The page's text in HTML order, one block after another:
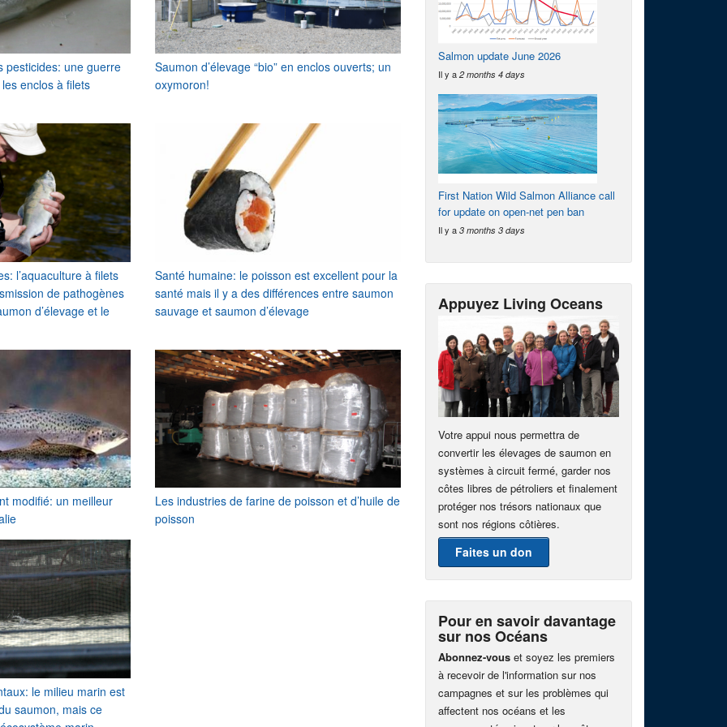
pesticides: une guerre
enclos à filets
Saumon d’élevage “bio” en enclos ouverts; un
oxymoron!
l’aquaculture à filets
de pathogènes
d’élevage et le
Santé humaine: le poisson est excellent pour la
santé mais il y a des différences entre saumon
sauvage et saumon d’élevage
modifié: un meilleur
Les industries de farine de poisson et d’huile de
poisson
le milieu marin est
saumon, mais ce
Salmon update June 2026
Il y a 2 months 4 days
First Nation Wild Salmon Alliance call
for update on open-net pen ban
Il y a 3 months 3 days
Appuyez Living Oceans
Votre appui nous permettra de
convertir les élevages de saumon en
systèmes à circuit fermé, garder nos
côtes libres de pétroliers et finalement
protéger nos trésors nationaux que
sont nos régions côtières.
Faites un don
Pour en savoir davantage
sur nos Océans
Abonnez-vous et soyez les premiers
à recevoir de l'information sur nos
campagnes et sur les problèmes qui
affectent nos océans et les